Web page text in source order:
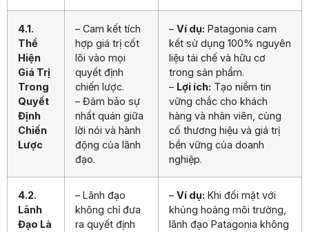
4.1.
Thể
Hiện
Giá Trị
Trong
Quyết
Định
Chiến
Lược
– Cam kết tích
hợp giá trị cốt
lõi vào mọi
quyết định
chiến lược.
– Đảm bảo sự
nhất quán giữa
lời nói và hành
động của lãnh
đạo.
– Ví dụ: Patagonia cam
kết sử dụng 100% nguyên
liệu tái chế và hữu cơ
trong sản phẩm.
– Lợi ích: Tạo niềm tin
vững chắc cho khách
hàng và nhân viên, củng
cố thương hiệu và giá trị
bền vững của doanh
nghiệp.
4.2.
Lãnh
Đạo Là
– Lãnh đạo
không chỉ đưa
ra quyết định
– Ví dụ: Khi đối mặt với
khủng hoảng môi trường,
lãnh đạo Patagonia không